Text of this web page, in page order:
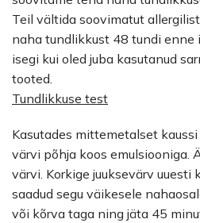
Teil vältida soovimatut
naha tundlikkust 48 tundi enne
isegi kui oled juba kasutanud
tooted.
Tundlikkuse test
Kasutades mittemetalset
värvi põhja koos emulsiooniga.
värvi. Korkige juuksevärv uuesti
saadud segu väikesele
või kõrva taga ning jäta 45